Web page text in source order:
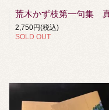
2,750円(税込)
SOLD OUT